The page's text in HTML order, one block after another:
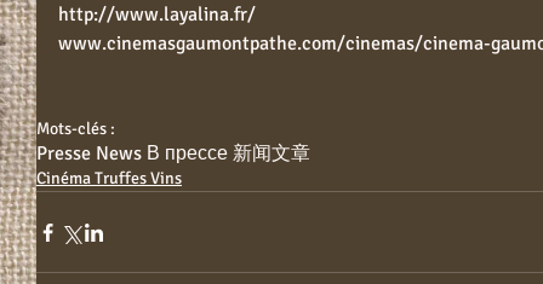
http://www.layalina.fr/
www.cinemasgaumontpathe.com/cinemas/cinema-
Mots-clés :
Presse News В прессе 新闻文章
Cinéma Truffes Vins